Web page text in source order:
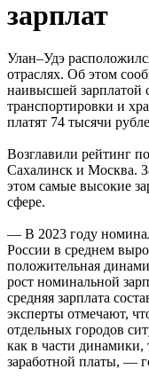
зарплат
Улан–Удэ
отраслях. Об этом
наивысшей зарплатой
транспортировки и
платят 74 тысячи
Возглавили рейтинг
Сахалинск и Москва.
этом самые высокие
сфере.
— В 2023 году
России в среднем
положительная
рост номинальной
средняя зарплата
эксперты отмечают,
отдельных городов
как в части
заработной платы, —